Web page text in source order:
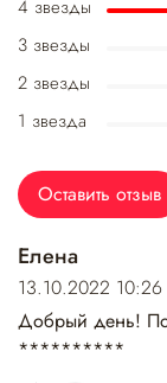
Елена
13.10.2022 10:26
Добрый день!
**********
4 звезды
3 звезды
2 звезды
1 звезда
Оставить отзыв